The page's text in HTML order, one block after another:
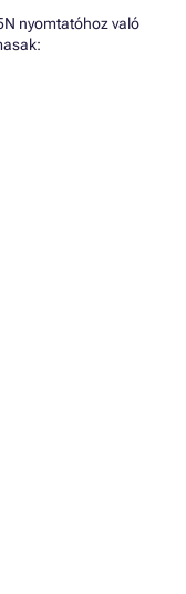
nyomtatóhoz való